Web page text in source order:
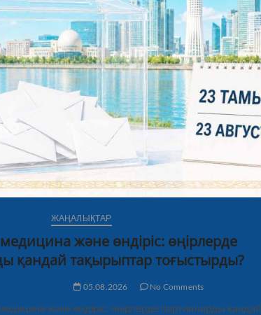
ЖАҢАЛЫҚТАР
және өндіріс: өңірлерде
қандай тақырыптар тоғыстырды?
05.08.2026 No Comments
және өндіріс: өңірлерде партияларды қандай